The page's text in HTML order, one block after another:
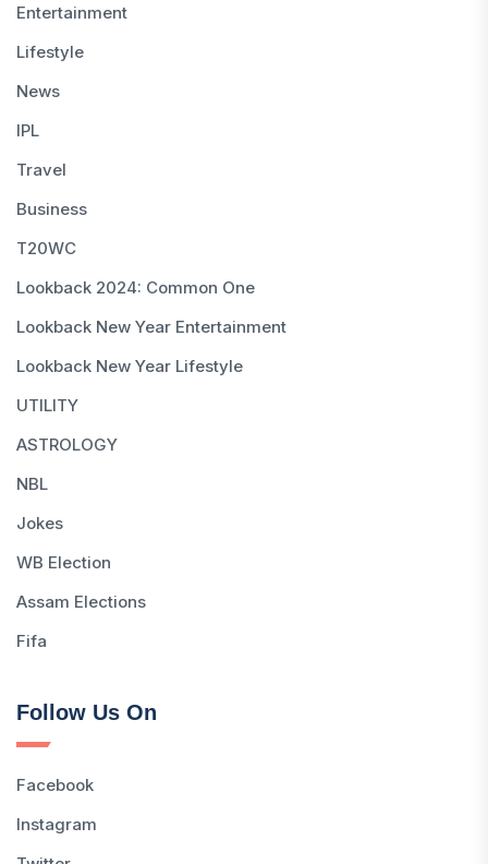
Entertainment
Lifestyle
News
IPL
Travel
Business
T20WC
Lookback 2024: Common One
Lookback New Year Entertainment
Lookback New Year Lifestyle
UTILITY
ASTROLOGY
NBL
Jokes
WB Election
Assam Elections
Fifa
Follow Us On
Facebook
Instagram